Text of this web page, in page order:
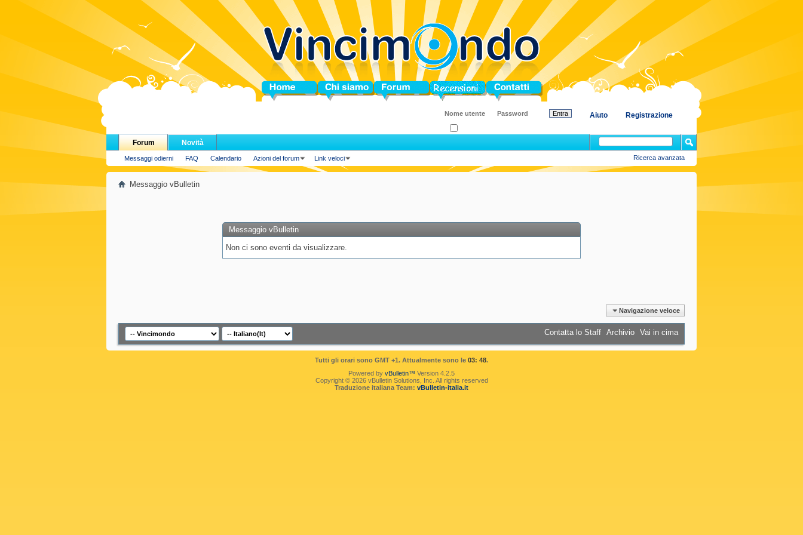
Home Chi siamo Forum Blog Contatti
Registrazione
Aiuto
Forum
Messaggi odierni FAQ Calendario Azioni del forum Link veloci
Novità
Ricerca avanzata
Messaggio vBulletin
Messaggio vBulletin
Non ci sono eventi da visualizzare.
Navigazione veloce
Contatta lo Staff Archivio Vai in cima
Tutti gli orari sono GMT +1. Attualmente sono le 03: 48.
Powered by vBulletin™ Version 4.2.5
Copyright © 2026 vBulletin Solutions, Inc. All rights reserved
Traduzione italiana Team: vBulletin-italia.it